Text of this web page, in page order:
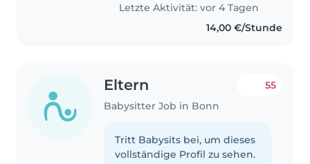
Letzte Aktivität: vor 4 Tagen
14,00 €/Stunde
Eltern
Babysitter Job in Bonn
55
Tritt Babysits bei, um dieses
vollständige Profil zu sehen.